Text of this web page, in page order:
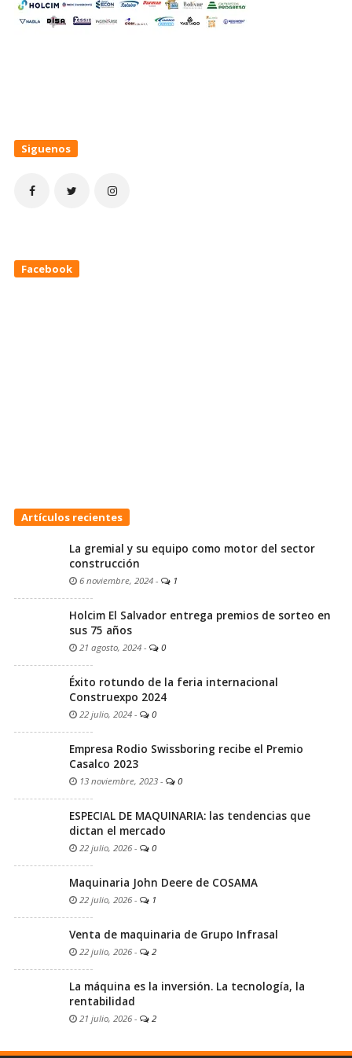
Siguenos
Facebook
Artículos recientes
La gremial y su equipo como motor del sector
construcción
6 noviembre, 2024 - 1
Holcim El Salvador entrega premios de sorteo en
sus 75 años
21 agosto, 2024 - 0
Éxito rotundo de la feria internacional
Construexpo 2024
22 julio, 2024 - 0
Empresa Rodio Swissboring recibe el Premio
Casalco 2023
13 noviembre, 2023 - 0
ESPECIAL DE MAQUINARIA: las tendencias que
dictan el mercado
22 julio, 2026 - 0
Maquinaria John Deere de COSAMA
22 julio, 2026 - 1
Venta de maquinaria de Grupo Infrasal
22 julio, 2026 - 2
La máquina es la inversión. La tecnología, la
rentabilidad
21 julio, 2026 - 2